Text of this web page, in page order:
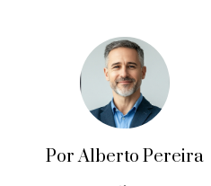
Por Alberto Pereira